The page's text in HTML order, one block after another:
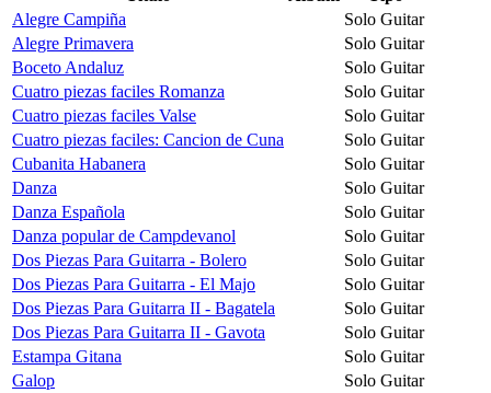
Alegre Campiña
Solo Guitar
Alegre Primavera
Solo Guitar
Boceto Andaluz
Solo Guitar
Cuatro piezas faciles Romanza
Solo Guitar
Cuatro piezas faciles Valse
Solo Guitar
Cuatro piezas faciles: Cancion de Cuna
Solo Guitar
Cubanita Habanera
Solo Guitar
Danza
Solo Guitar
Danza Española
Solo Guitar
Danza popular de Campdevanol
Solo Guitar
Dos Piezas Para Guitarra - Bolero
Solo Guitar
Dos Piezas Para Guitarra - El Majo
Solo Guitar
Dos Piezas Para Guitarra II - Bagatela
Solo Guitar
Dos Piezas Para Guitarra II - Gavota
Solo Guitar
Estampa Gitana
Solo Guitar
Galop
Solo Guitar